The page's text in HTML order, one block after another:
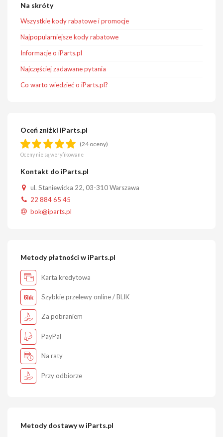
Na skróty
Wszystkie kody rabatowe i promocje
Najpopularniejsze kody rabatowe
Informacje o iParts.pl
Najczęściej zadawane pytania
Co warto wiedzieć o iParts.pl?
Oceń zniżki iParts.pl
(24 oceny)
Oceny nie są weryfikowane
Kontakt do iParts.pl
ul. Staniewicka 22, 03-310 Warszawa
22 884 65 45
bok@iparts.pl
Metody płatności w iParts.pl
Karta kredytowa
Szybkie przelewy online / BLIK
Za pobraniem
PayPal
Na raty
Przy odbiorze
Metody dostawy w iParts.pl